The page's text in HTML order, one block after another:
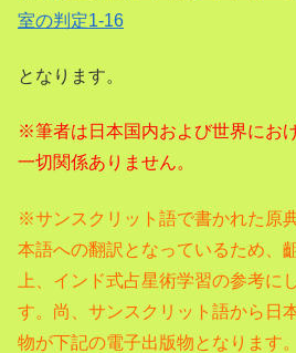
室の判定1-16
となります。
※筆者は日本国内および世界にお
一切関係ありません。
※サンスクリット語で書かれた原
本語への翻訳となっているため、
上、インド式占星術学習の参考に
す。尚、サンスクリット語から日
物が下記の電子出版物となります。